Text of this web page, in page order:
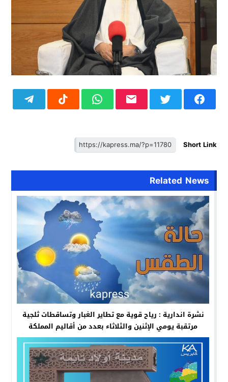
Short Link
Related News
نشرة اندارية : رياح قوية مع تطاير الغبار وتساقطات ثلجية
مرتقبة يومي الإثنين والثلاثاء بعدد من أقاليم المملكة